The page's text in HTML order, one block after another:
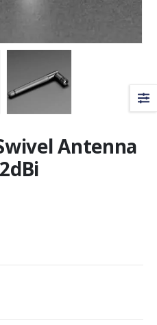
Antenna